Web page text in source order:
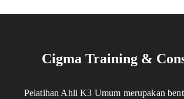
Cigma Training &
Pelatihan Ahli K3 Umum merupakan